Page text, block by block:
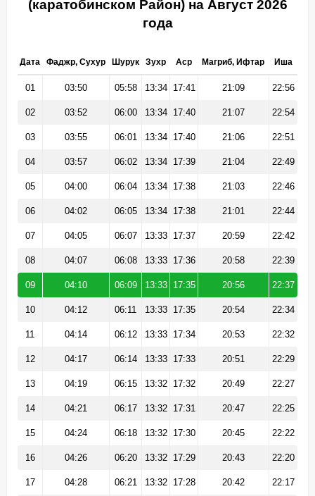
(каратобинском Район) на Август 2026
года
Дата Фаджр, Сухур Шурук Зухр Аср Магриб, Ифтар Иша
01 03:50 05:58 13:34 17:41 21:09 22:56
02 03:52 06:00 13:34 17:40 21:07 22:54
03 03:55 06:01 13:34 17:40 21:06 22:51
04 03:57 06:02 13:34 17:39 21:04 22:49
05 04:00 06:04 13:34 17:38 21:03 22:46
06 04:02 06:05 13:34 17:38 21:01 22:44
07 04:05 06:07 13:33 17:37 20:59 22:42
08 04:07 06:08 13:33 17:36 20:58 22:39
09 04:10 06:09 13:33 17:35 20:56 22:37
10 04:12 06:11 13:33 17:35 20:54 22:34
11 04:14 06:12 13:33 17:34 20:53 22:32
12 04:17 06:14 13:33 17:33 20:51 22:29
13 04:19 06:15 13:32 17:32 20:49 22:27
14 04:21 06:17 13:32 17:31 20:47 22:25
15 04:24 06:18 13:32 17:30 20:45 22:22
16 04:26 06:20 13:32 17:29 20:43 22:20
17 04:28 06:21 13:32 17:28 20:42 22:17